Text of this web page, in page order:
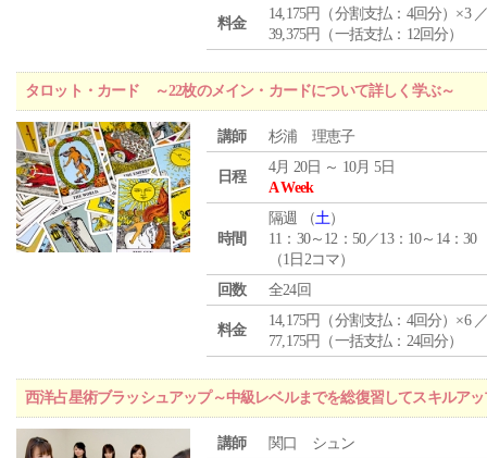
料金
14,175円（分割支払：4回分）×3
39,375円（一括支払：12回分）
タロット・カード ～22枚のメイン・カードについて詳しく学ぶ～
講師 杉浦 理恵子
日程
4月 20日 ～ 10月 5日
A Week
時間
隔週 （土）
11：30～12：50／13：10～14：30
（1日2コマ）
回数
全24回
料金
14,175円（分割支払：4回分）×6
77,175円（一括支払：24回分）
西洋占星術ブラッシュアップ～中級レベルまでを総復習してスキルア
講師 関口 シュン